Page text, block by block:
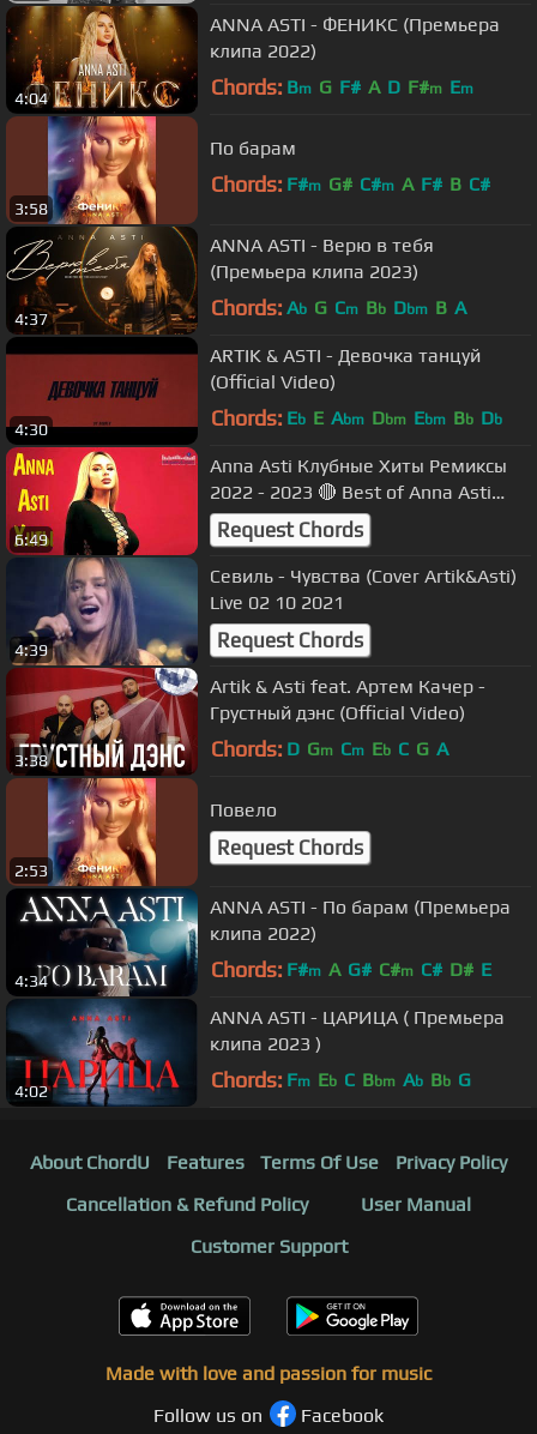
4:04
ANNA ASTI - ФЕНИКС (Премьера
клипа 2022)
Chords: Bm G F# A D F#m Em
3:58
По барам
Chords: F#m G# C#m A F# B C#
4:37
ANNA ASTI - Верю в тебя
(Премьера клипа 2023)
Chords: Ab G Cm Bb Dbm B A
4:30
ARTIK & ASTI - Девочка танцуй
(Official Video)
Chords: Eb E Abm Dbm Ebm Bb Db
6:49
Anna Asti Клубные Хиты Ремиксы
2022 - 2023 🔴 Best of Anna Asti
Russian Music 2022 🎧 Анна Асти
Песни
Request Chords
4:39
Севиль - Чувства (Cover Artik&Asti)
Live 02 10 2021
Request Chords
3:38
Artik & Asti feat. Артем Качер -
Грустный дэнс (Official Video)
Chords: D Gm Cm Eb C G A
2:53
Повело
Request Chords
4:34
ANNA ASTI - По барам (Премьера
клипа 2022)
Chords: F#m A G# C#m C# D# E
4:02
ANNA ASTI - ЦАРИЦА ( Премьера
клипа 2023 )
Chords: Fm Eb C Bbm Ab Bb G
About ChordU Features Terms Of Use
Privacy Policy
Cancellation & Refund Policy
User Manual
Customer Support
Made with love and passion for music
Follow us on
Facebook